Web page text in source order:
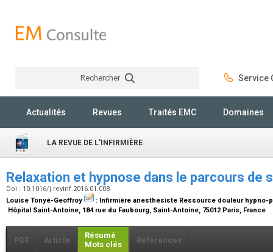
Rechercher Service
Actualités Revues Traités EMC Domaines
LA REVUE DE L'INFIRMIÈRE
Relaxation et hypnose dans le parcours de
Doi : 10.1016/j.revinf.2016.01.008
Louise Tonyé-Geoffroy
: Infirmière anesthésiste Ressource douleur hypno-
Hôpital Saint-Antoine, 184 rue du Faubourg, Saint-Antoine, 75012 Paris, France
PDF Article
Résumé
Mots clés
Références